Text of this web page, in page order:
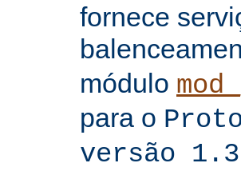
fornece
módulo
para o
versão 1.3